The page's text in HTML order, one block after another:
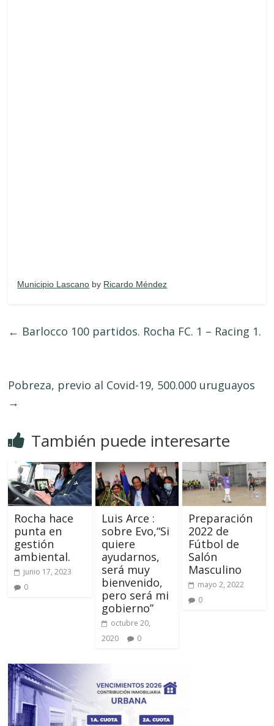
Municipio Lascano by Ricardo Méndez
← Barlocco 100 partidos. Rocha FC. 1 – Racing 1.
Pobreza, previo al Covid-19, 500.000 uruguayos
→
También puede interesarte
Rocha hace
punta en
gestión
ambiental.
junio 17, 2023
0
Luis Arce :
sobre Evo,“Si
quiere
ayudarnos,
será muy
bienvenido,
pero será mi
gobierno”
octubre 20,
2020
0
Preparación
2022 de
Fútbol de
Salón
Masculino
mayo 2, 2022
0